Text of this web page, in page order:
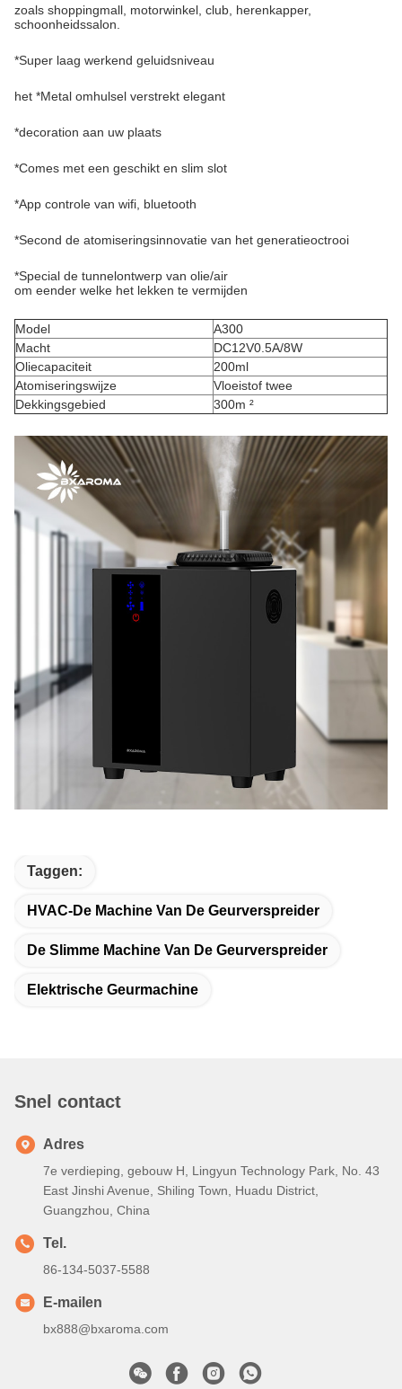
zoals shoppingmall, motorwinkel, club, herenkapper,
schoonheidssalon.
*Super laag werkend geluidsniveau
het *Metal omhulsel verstrekt elegant
*decoration aan uw plaats
*Comes met een geschikt en slim slot
*App controle van wifi, bluetooth
*Second de atomiseringsinnovatie van het generatieoctrooi
*Special de tunnelontwerp van olie/air
om eender welke het lekken te vermijden
Model
A300
Macht
DC12V0.5A/8W
Oliecapaciteit
200ml
Atomiseringswijze
Vloeistof twee
Dekkingsgebied
300m ²
Taggen:
HVAC-De Machine Van De Geurverspreider
De Slimme Machine Van De Geurverspreider
Elektrische Geurmachine
Snel contact
Adres
7e verdieping, gebouw H, Lingyun Technology Park, No. 43
East Jinshi Avenue, Shiling Town, Huadu District,
Guangzhou, China
Tel.
86-134-5037-5588
E-mailen
bx888@bxaroma.com